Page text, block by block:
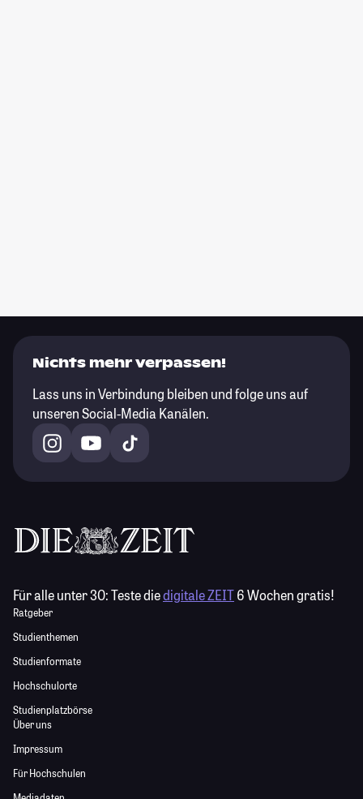
Nichts mehr verpassen!
Lass uns in Verbindung bleiben und folge uns auf
unseren Social-Media Kanälen.
Für alle unter 30:Teste diedigitale ZEIT6 Wochen gratis!
Ratgeber
Studienthemen
Studienformate
Hochschulorte
Studienplatzbörse
Über uns
Impressum
Für Hochschulen